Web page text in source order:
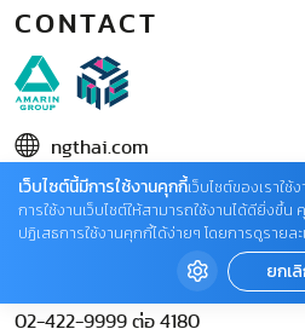
CONTACT
ngthai.com
บริษัท เอเอ็มอี อิมเมจิเนทีฟ จำกั
ในเครือ บริษัท อมรินทร์ คอร์เปอเรชั่
02 422 9999 ต่อ 4220
ติดต่อแจ้งปัญหาหรือร้องเรียน
02-422-9999 ต่อ 4180
เว็บไซต์นี้มีการใช้งานคุกกี้เว็บไซต์ของเราใ
การใช้งานเว็บไซต์ให้สามารถใช้งานได้ดียิ่ง
ปฏิเสธการใช้งานคุกกี้ได้ง่ายๆ โดยการดูรายล
ยกเ